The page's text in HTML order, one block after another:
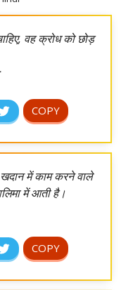
वह क्रोध को छोड़
में काम करने वाले
में आती है।